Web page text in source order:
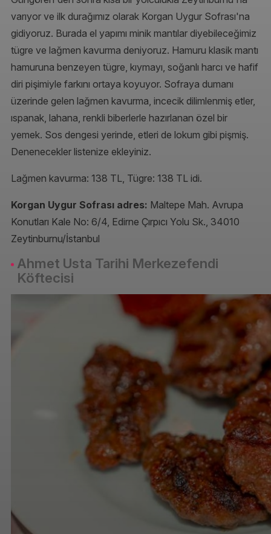
varıyor ve ilk durağımız olarak Korgan Uygur Sofrası'na
gidiyoruz. Burada el yapımı minik mantılar diyebileceğimiz
tügre ve lağmen kavurma deniyoruz. Hamuru klasik mantı
hamuruna benzeyen tügre, kıymayı, soğanlı harcı ve hafif
diri pişimiyle farkını ortaya koyuyor. Sofraya dumanı
üzerinde gelen lağmen kavurma, incecik dilimlenmiş etler,
ıspanak, lahana, renkli biberlerle hazırlanan özel bir
yemek. Sos dengesi yerinde, etleri de lokum gibi pişmiş.
Denenecekler listenize ekleyiniz.
Lağmen kavurma: 138 TL, Tügre: 138 TL idi.
Korgan Uygur Sofrası adres: Maltepe Mah. Avrupa
Konutları Kale No: 6/4, Edirne Çırpıcı Yolu Sk., 34010
Zeytinburnu/İstanbul
Ahmet Usta Tarihi Merkezefendi
Köftecisi